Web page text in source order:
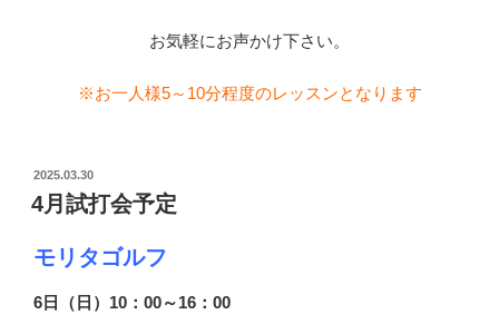
お気軽にお声かけ下さい。
※お一人様5～10分程度のレッスンとなります
投
稿
日:
2025.03.30
4月試打会予定
モリタゴルフ
6日（日）10：00～16 ：00